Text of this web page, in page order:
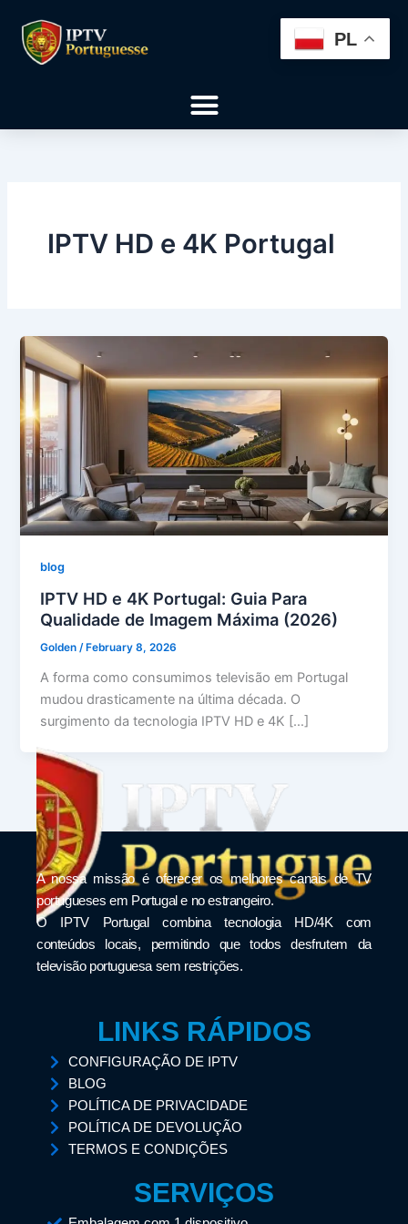
content
Menu
IPTV HD e 4K Portugal
blog
IPTV HD e 4K Portugal: Guia Para
Qualidade de Imagem Máxima (2026)
Golden/ February 8, 2026
A forma como consumimos televisão em Portugal
mudou drasticamente na última década. O
surgimento da tecnologia IPTV HD e 4K […]
A nossa missão é oferecer os melhores canais de TV
portugueses em Portugal e no estrangeiro.
O IPTV Portugal combina tecnologia HD/4K com
conteúdos locais, permitindo que todos desfrutem da
televisão portuguesa sem restrições.
LINKS RÁPIDOS
CONFIGURAÇÃO DE IPTV
BLOG
POLÍTICA DE PRIVACIDADE
POLÍTICA DE DEVOLUÇÃO
TERMOS E CONDIÇÕES
SERVIÇOS
PL